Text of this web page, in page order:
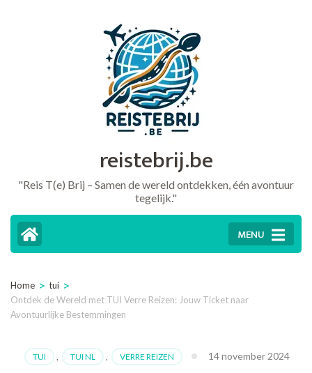
reistebrij.be
"Reis T(e) Brij – Samen de wereld ontdekken, één avontuur
tegelijk."
MENU
Home > tui >
Ontdek de Wereld met TUI Verre Reizen: Jouw Ticket naar
Avontuurlijke Bestemmingen
TUI , TUI NL , VERRE REIZEN 14 november 2024